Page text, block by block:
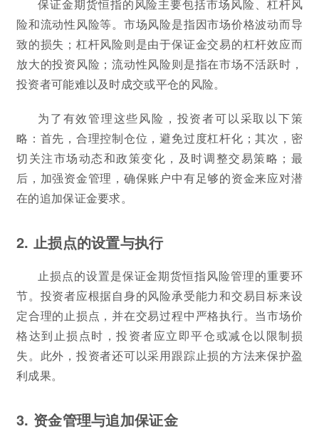
保证金期货恒指的风险主要包括市场风险、杠杆风
险和流动性风险等。市场风险是指因市场价格波动而导
致的损失；杠杆风险则是由于保证金交易的杠杆效应而
放大的投资风险；流动性风险则是指在市场不活跃时，
投资者可能难以及时成交或平仓的风险。
为了有效管理这些风险，投资者可以采取以下策
略：首先，合理控制仓位，避免过度杠杆化；其次，密
切关注市场动态和政策变化，及时调整交易策略；最
后，加强资金管理，确保账户中有足够的资金来应对潜
在的追加保证金要求。
2. 止损点的设置与执行
止损点的设置是保证金期货恒指风险管理的重要环
节。投资者应根据自身的风险承受能力和交易目标来设
定合理的止损点，并在交易过程中严格执行。当市场价
格达到止损点时，投资者应立即平仓或减仓以限制损
失。此外，投资者还可以采用跟踪止损的方法来保护盈
利成果。
3. 资金管理与追加保证金